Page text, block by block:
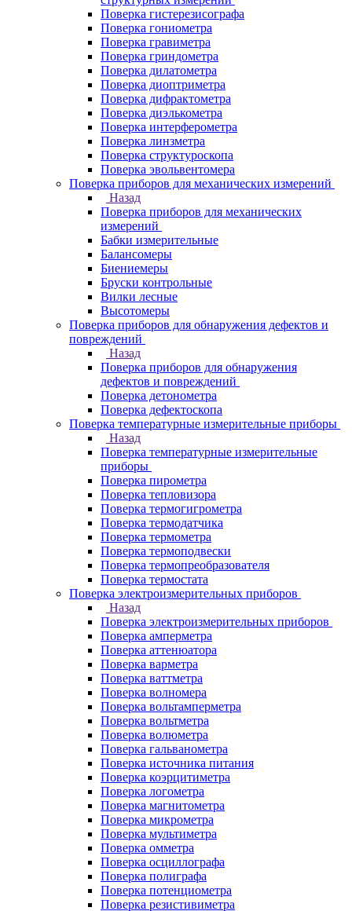
Поверка гистерезисографа
Поверка гониометра
Поверка гравиметра
Поверка гриндометра
Поверка дилатометра
Поверка диоптриметра
Поверка дифрактометра
Поверка диэлькометра
Поверка интерферометра
Поверка линзметра
Поверка структуроскопа
Поверка эвольвентомера
Поверка приборов для механических измерений
Назад
Поверка приборов для механических
измерений
Бабки измерительные
Балансомеры
Биениемеры
Бруски контрольные
Вилки лесные
Высотомеры
Поверка приборов для обнаружения дефектов и
повреждений
Назад
Поверка приборов для обнаружения
дефектов и повреждений
Поверка детонометра
Поверка дефектоскопа
Поверка температурные измерительные приборы
Назад
Поверка температурные измерительные
приборы
Поверка пирометра
Поверка тепловизора
Поверка термогигрометра
Поверка термодатчика
Поверка термометра
Поверка термоподвески
Поверка термопреобразователя
Поверка термостата
Поверка электроизмерительных приборов
Назад
Поверка электроизмерительных приборов
Поверка амперметра
Поверка аттенюатора
Поверка варметра
Поверка ваттметра
Поверка волномера
Поверка вольтамперметра
Поверка вольтметра
Поверка волюметра
Поверка гальванометра
Поверка источника питания
Поверка коэрцитиметра
Поверка логометра
Поверка магнитометра
Поверка микрометра
Поверка мультиметра
Поверка омметра
Поверка осциллографа
Поверка полиграфа
Поверка потенциометра
Поверка резистивиметра